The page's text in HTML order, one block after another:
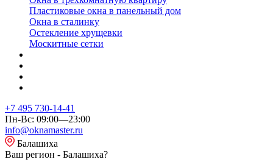
Пластиковые окна в панельный дом
Окна в сталинку
Остекление хрущевки
Москитные сетки
+7 495 730-14-41
Пн-Вс: 09:00—23:00
info@oknamaster.ru
Балашиха
Ваш регион - Балашиха?